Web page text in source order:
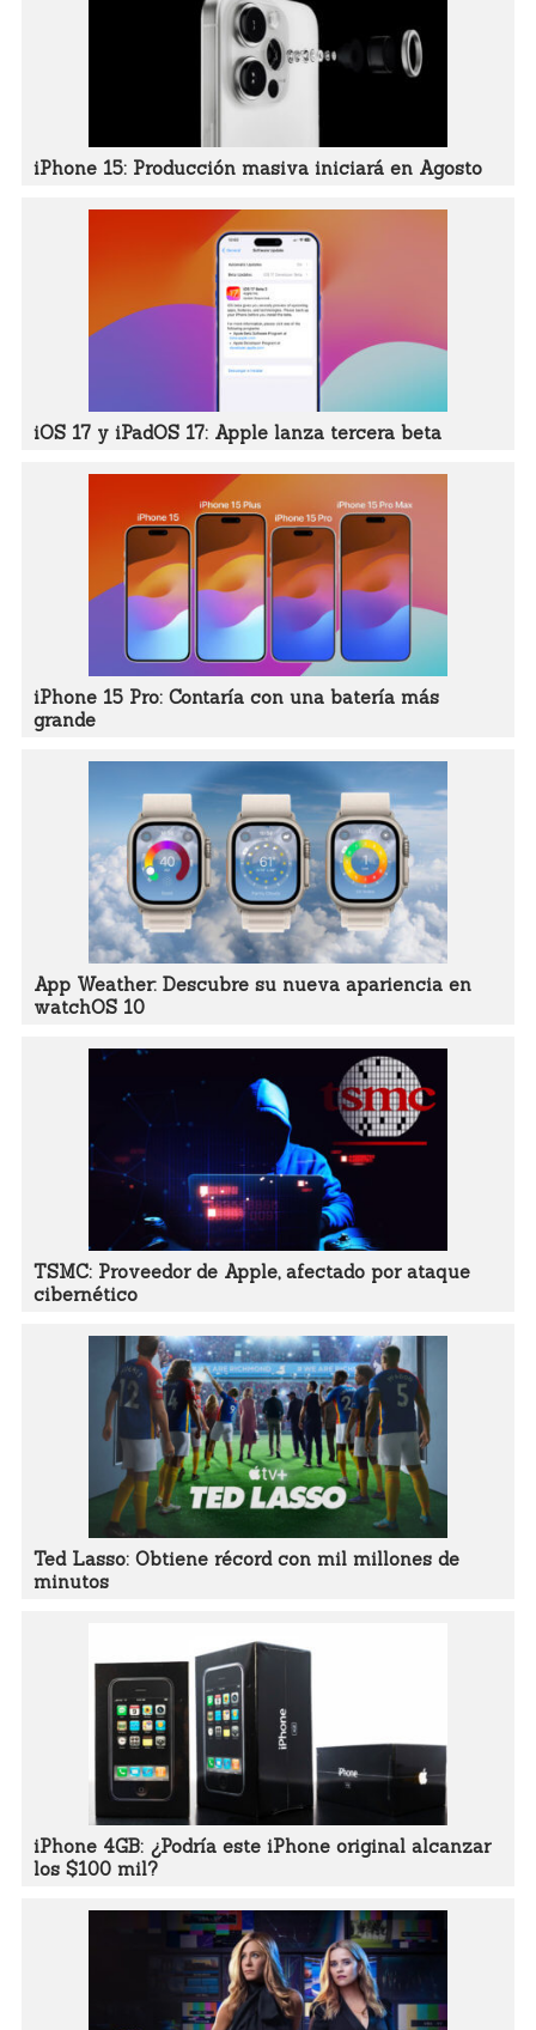
iPhone 15: Producción masiva iniciará en Agosto
iOS 17 y iPadOS 17: Apple lanza tercera beta
iPhone 15 Pro: Contaría con una batería más
grande
App Weather: Descubre su nueva apariencia en
watchOS 10
TSMC: Proveedor de Apple, afectado por ataque
cibernético
Ted Lasso: Obtiene récord con mil millones de
minutos
iPhone 4GB: ¿Podría este iPhone original alcanzar
los $100 mil?